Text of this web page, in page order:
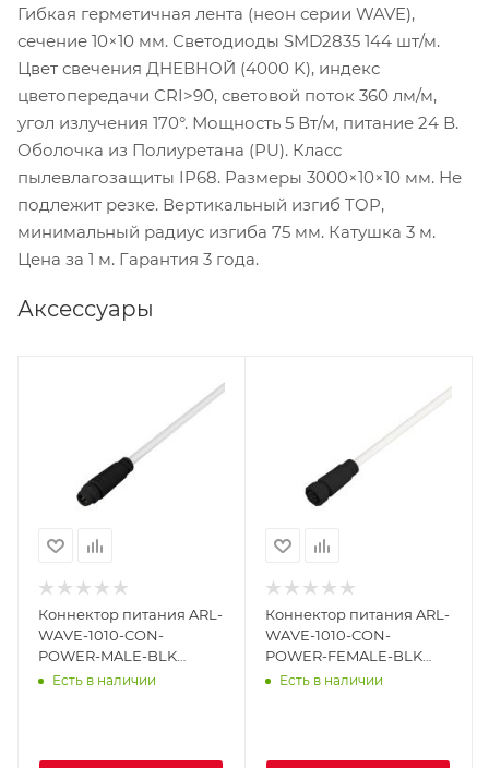
Гибкая герметичная лента (неон серии WAVE),
сечение 10×10 мм. Светодиоды SMD2835 144 шт/м.
Цвет свечения ДНЕВНОЙ (4000 K), индекс
цветопередачи CRI>90, световой поток 360 лм/м,
угол излучения 170°. Мощность 5 Вт/м, питание 24 В.
Оболочка из Полиуретана (PU). Класс
пылевлагозащиты IP68. Размеры 3000×10×10 мм. Не
подлежит резке. Вертикальный изгиб TOP,
минимальный радиус изгиба 75 мм. Катушка 3 м.
Цена за 1 м. Гарантия 3 года.
Аксессуары
Коннектор питания ARL-
WAVE-1010-CON-
POWER-MALE-BLK
(Arlight, IP67 Пластик, 3
Есть в наличии
Коннектор питания ARL-
WAVE-1010-CON-
POWER-FEMALE-BLK
(Arlight, IP67 Пластик, 3
Есть в наличии